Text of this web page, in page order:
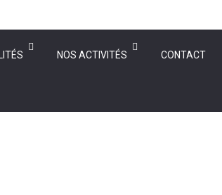
NOS ACTIVITÉS CONTACT